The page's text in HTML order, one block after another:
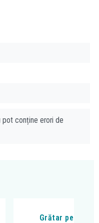
pot conține erori de
Grătar pentru